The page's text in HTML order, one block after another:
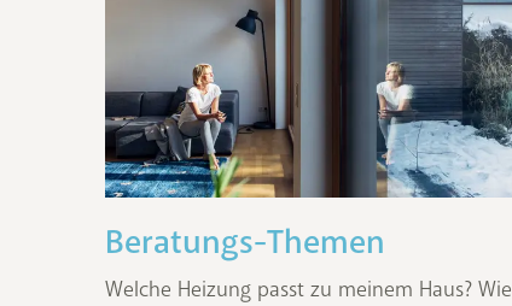
Beratungs-Themen
Welche Heizung passt zu meinem Haus? Wie